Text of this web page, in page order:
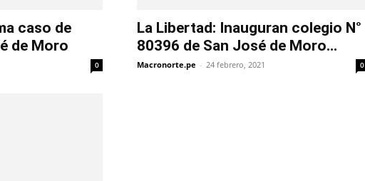
caso de
de Moro
0
La Libertad: Inauguran colegio N°
80396 de San José de Moro...
Macronorte.pe - 24 febrero, 2021 0